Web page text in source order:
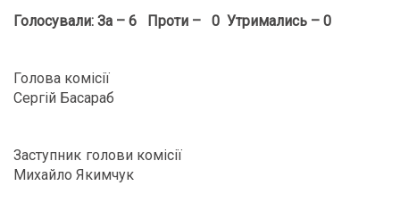
Голосували: За – 6 Проти – 0 Утримались – 0
Голова комісії
Сергій Басараб
Заступник голови комісії
Михайло Якимчук